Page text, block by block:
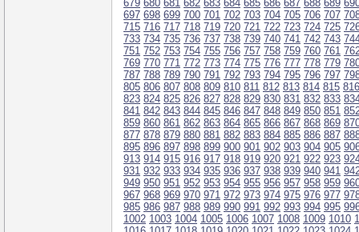
679 680 681 682 683 684 685 686 687 688 689
697 698 699 700 701 702 703 704 705 706 707
715 716 717 718 719 720 721 722 723 724 725
733 734 735 736 737 738 739 740 741 742 743
751 752 753 754 755 756 757 758 759 760 761
769 770 771 772 773 774 775 776 777 778 779
787 788 789 790 791 792 793 794 795 796 797
805 806 807 808 809 810 811 812 813 814 815 816
823 824 825 826 827 828 829 830 831 832 833
841 842 843 844 845 846 847 848 849 850 851
859 860 861 862 863 864 865 866 867 868 869
877 878 879 880 881 882 883 884 885 886 887
895 896 897 898 899 900 901 902 903 904 905
913 914 915 916 917 918 919 920 921 922 923
931 932 933 934 935 936 937 938 939 940 941
949 950 951 952 953 954 955 956 957 958 959
967 968 969 970 971 972 973 974 975 976 977
985 986 987 988 989 990 991 992 993 994 995
1002 1003 1004 1005 1006 1007 1008 1009 1010